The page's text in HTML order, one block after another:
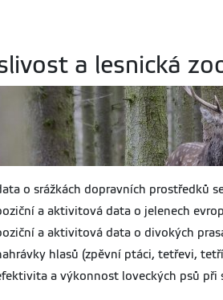
a lesnická
o srážkách dopravních prostředků
a aktivitová data o jelenech
a aktivitová data o divokých
hlasů (zpěvní ptáci, tetřevi,
a výkonnost loveckých psů při